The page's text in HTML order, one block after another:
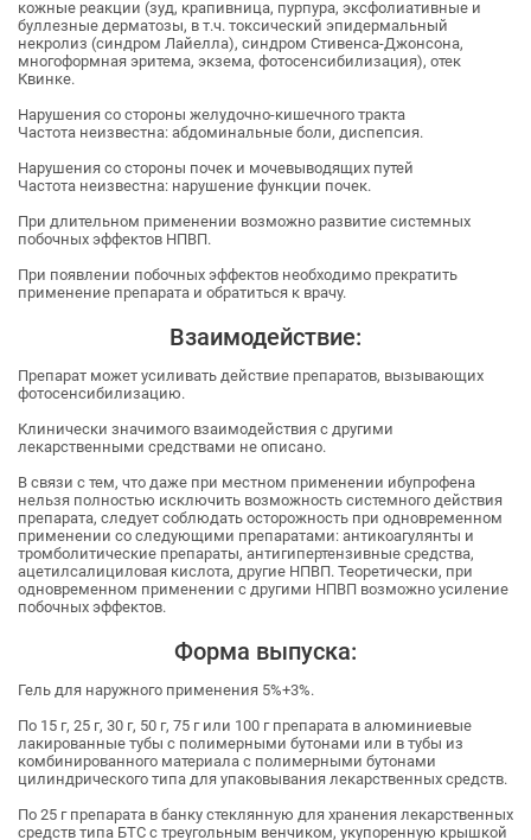
кожные реакции (зуд, крапивница, пурпура, эксфолиативные и
буллезные дерматозы, в т.ч. токсический эпидермальный
некролиз (синдром Лайелла), синдром Стивенса-Джонсона,
многоформная эритема, экзема, фотосенсибилизация), отек
Квинке.
Нарушения со стороны желудочно-кишечного тракта
Частота неизвестна: абдоминальные боли, диспепсия.
Нарушения со стороны почек и мочевыводящих путей
Частота неизвестна: нарушение функции почек.
При длительном применении возможно развитие системных
побочных эффектов НПВП.
При появлении побочных эффектов необходимо прекратить
применение препарата и обратиться к врачу.
Взаимодействие:
Препарат может усиливать действие препаратов, вызывающих
фотосенсибилизацию.
Клинически значимого взаимодействия с другими
лекарственными средствами не описано.
В связи с тем, что даже при местном применении ибупрофена
нельзя полностью исключить возможность системного действия
препарата, следует соблюдать осторожность при одновременном
применении со следующими препаратами: антикоагулянты и
тромболитические препараты, антигипертензивные средства,
ацетилсалициловая кислота, другие НПВП. Теоретически, при
одновременном применении с другими НПВП возможно усиление
побочных эффектов.
Форма выпуска:
Гель для наружного применения 5%+3%.
По 15 г, 25 г, 30 г, 50 г, 75 г или 100 г препарата в алюминиевые
лакированные тубы с полимерными бутонами или в тубы из
комбинированного материала с полимерными бутонами
цилиндрического типа для упаковывания лекарственных средств.
По 25 г препарата в банку стеклянную для хранения лекарственных
средств типа БТС с треугольным венчиком, укупоренную крышкой